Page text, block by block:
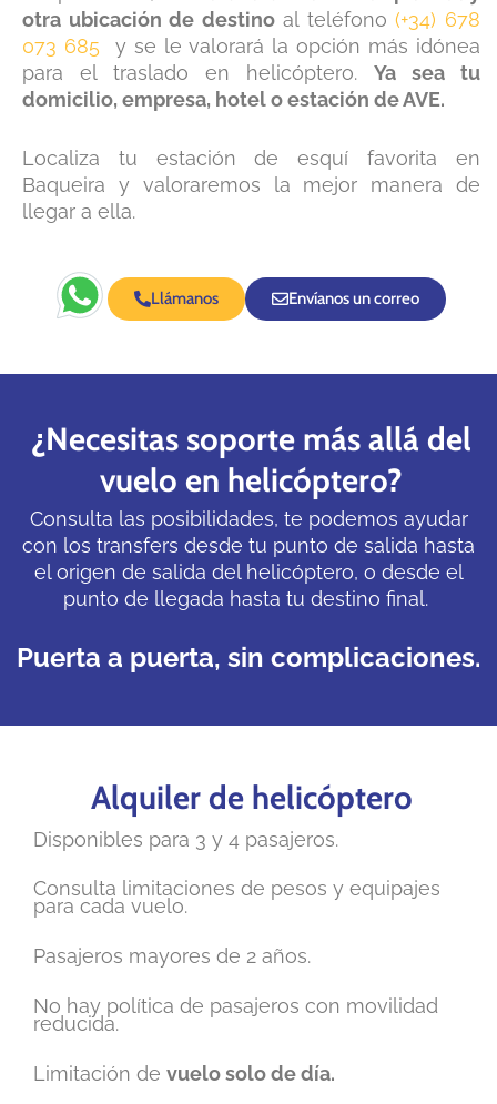
otra ubicación de destinoal teléfono(+34) 678
073 685 y se le valorará la opción más idónea
para el traslado en helicóptero. Ya sea tu
domicilio, empresa, hotel o estación de AVE.
Localiza tu estación de esquí favorita en
Baqueira y valoraremos la mejor manera de
llegar a ella.
Llámanos Envíanos un correo
¿Necesitas soporte más allá del
vuelo en helicóptero?
Consulta las posibilidades, te podemos ayudar
con los transfers desde tu punto de salida hasta
el origen de salida del helicóptero, o desde el
punto de llegada hasta tu destino final.
Puerta a puerta, sin complicaciones.
Alquiler de helicóptero
Disponibles para 3 y 4 pasajeros.
Consulta limitaciones de pesos y equipajes
para cada vuelo.
Pasajeros mayores de 2 años.
No hay política de pasajeros con movilidad
reducida.
Limitación de vuelo solo de día.